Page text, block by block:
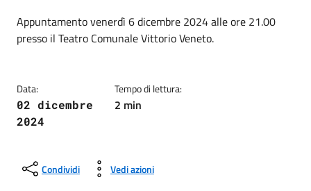
Dettagli della notizia
Appuntamento venerdì 6 dicembre 2024 alle ore 21.00
presso il Teatro Comunale Vittorio Veneto.
Data:
02 dicembre
2024
Tempo di lettura:
2 min
Condividi Vedi azioni